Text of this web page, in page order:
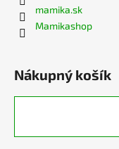
mamika.sk
Mamikashop
Nákupný košík